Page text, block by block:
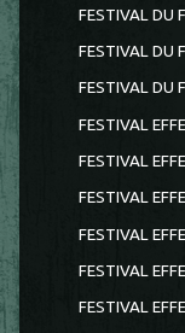
FESTIVAL DU
FESTIVAL DU
FESTIVAL DU
FESTIVAL
FESTIVAL
FESTIVAL
FESTIVAL
FESTIVAL
FESTIVAL